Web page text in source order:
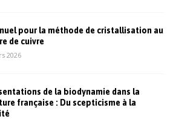
pour la méthode de cristallisation au
de cuivre
2026
de la biodynamie dans la
française : Du scepticisme à la